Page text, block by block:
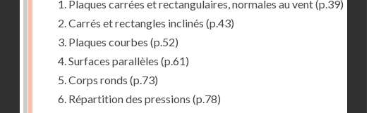
1. Plaques carrées et rectangulaires, normales au vent(p.39)
2. Carrés et rectangles inclinés (p.43)
3. Plaques courbes (p.52)
4. Surfaces parallèles (p.61)
5. Corps ronds (p.73)
6. Répartition des pressions (p.78)